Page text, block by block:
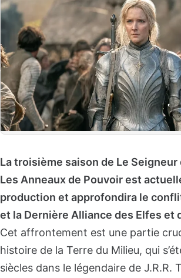
La troisième saison de Le Seigneur
Les Anneaux de Pouvoir est
production et approfondira le
et la Dernière Alliance des Elfes et
Cet affrontement est une partie
histoire de la Terre du Milieu, qui
siècles dans le légendaire de J.R.R.